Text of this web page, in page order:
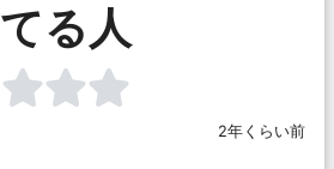
てる人
2年くらい前